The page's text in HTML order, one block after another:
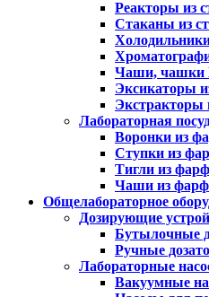
Реакторы из
Стаканы из
Чаши, чашки
Эксикаторы
Экстракторы
Лабораторная
Воронки из
Ступки из
Тигли из
Чаши из
Общелабораторное
Дозирующие
Бутылочные
Ручные
Лабораторные
Вакуумные